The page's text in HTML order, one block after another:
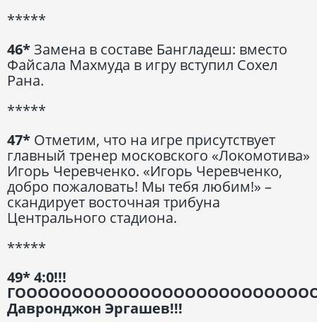
*****
46*Замена в составе Бангладеш: вместо
Файсала Махмуда в игру вступил Сохел
Рана.
*****
47* Отметим, что на игре присутствует
главный тренер московского «Локомотива»
Игорь Черевченко. «Игорь Черевченко,
добро пожаловать! Мы тебя любим!» –
скандирует восточная трибуна
Центрального стадиона.
*****
49* 4:0!!!
Давронджон Эргашев!!!